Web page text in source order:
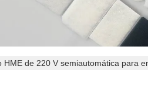
de 220 V semiautomática para